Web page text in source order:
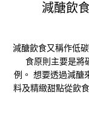
減醣飲
減醣飲食又稱作低
食原則主要是將
例。 想要透過減醣
料及精緻甜點從飲